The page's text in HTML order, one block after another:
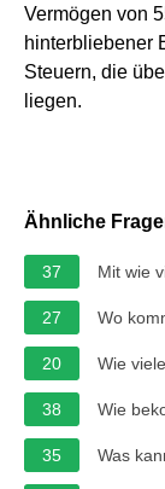
Vermögen von
hinterbliebener
Steuern, die
liegen.
Ähnliche
37 Mit wie
27 Wo
20 Wie
38 Wie
35 Was